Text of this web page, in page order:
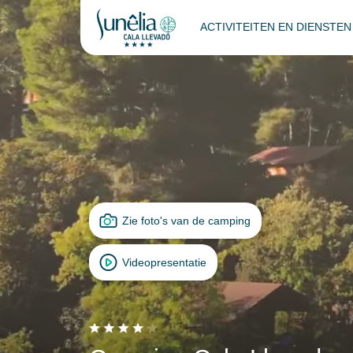
ACTIVITEITEN EN DIENSTEN
Zie foto's van de camping
Videopresentatie